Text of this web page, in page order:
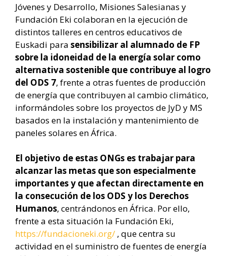
Jóvenes y Desarrollo, Misiones Salesianas y
Fundación Eki colaboran en la ejecución de
distintos talleres en centros educativos de
Euskadi para sensibilizar al alumnado de FP
sobre la idoneidad de la energía solar como
alternativa sostenible que contribuye al logro
del ODS 7, frente a otras fuentes de producción
de energía que contribuyen al cambio climático,
informándoles sobre los proyectos de JyD y MS
basados en la instalación y mantenimiento de
paneles solares en África.
El objetivo de estas ONGs es trabajar para
alcanzar las metas que son especialmente
importantes y que afectan directamente en
la consecución de los ODS y los Derechos
Humanos, centrándonos en África. Por ello,
frente a esta situación la Fundación Eki,
https://fundacioneki.org/ , que centra su
actividad en el suministro de fuentes de energía